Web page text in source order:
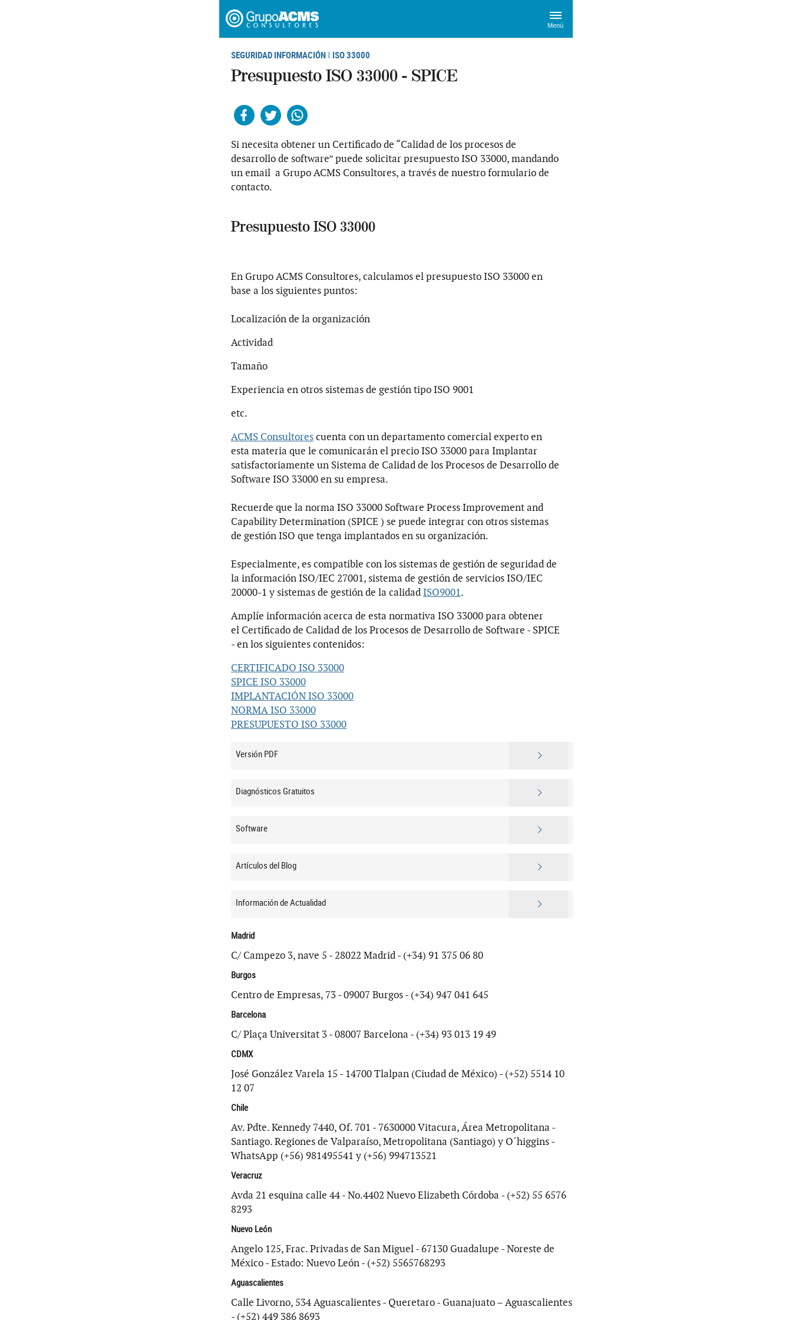
Menú
SEGURIDAD INFORMACIÓN | ISO 33000
Presupuesto ISO 33000 - SPICE
Si necesita obtener un Certificado de “Calidad de los procesos de
desarrollo de software” puede solicitar presupuesto ISO 33000, mandando
un email a Grupo ACMS Consultores, a través de nuestro formulario de
contacto.
Presupuesto ISO 33000
En Grupo ACMS Consultores, calculamos el presupuesto ISO 33000 en
base a los siguientes puntos:
Localización de la organización
Actividad
Tamaño
Experiencia en otros sistemas de gestión tipo ISO 9001
etc.
ACMS Consultorescuenta con un departamento comercial experto en
esta materia que le comunicarán el precio ISO 33000 para Implantar
satisfactoriamente un Sistema de Calidad de los Procesos de Desarrollo de
Software ISO 33000 en su empresa.
Recuerde que la norma ISO 33000 Software Process Improvement and
Capability Determination (SPICE ) se puede integrar con otros sistemas
de gestión ISO que tenga implantados en su organización.
Especialmente, es compatible con los sistemas de gestión de seguridad de
la información ISO/IEC 27001, sistema de gestión de servicios ISO/IEC
20000-1 y sistemas de gestión de la calidadISO9001.
Amplíe información acerca de esta normativa ISO 33000 para obtener
el Certificado de Calidad de los Procesos de Desarrollo de Software - SPICE
- en los siguientes contenidos:
CERTIFICADO ISO 33000
SPICE ISO 33000
IMPLANTACIÓN ISO 33000
NORMA ISO 33000
PRESUPUESTO ISO 33000
Versión PDF
Diagnósticos Gratuitos
Software
Artículos del Blog
Información de Actualidad
Madrid
C/ Campezo 3, nave 5 - 28022 Madrid - (+34) 91 375 06 80
Burgos
Centro de Empresas, 73 - 09007 Burgos - (+34) 947 041 645
Barcelona
C/ Plaça Universitat 3 - 08007 Barcelona - (+34) 93 013 19 49
CDMX
José González Varela 15 - 14700 Tlalpan (Ciudad de México) - (+52) 5514 10
12 07
Chile
Av. Pdte. Kennedy 7440, Of. 701 - 7630000 Vitacura, Área Metropolitana -
Santiago. Regiones de Valparaíso, Metropolitana (Santiago) y O´higgins -
WhatsApp (+56) 981495541 y (+56) 994713521
Veracruz
Avda 21 esquina calle 44 - No.4402 Nuevo Elizabeth Córdoba - (+52) 55 6576
8293
Nuevo León
Angelo 125, Frac. Privadas de San Miguel - 67130 Guadalupe - Noreste de
México - Estado: Nuevo León - (+52) 5565768293
Aguascalientes
Calle Livorno, 534 Aguascalientes - Queretaro - Guanajuato – Aguascalientes
- (+52) 449 386 8693